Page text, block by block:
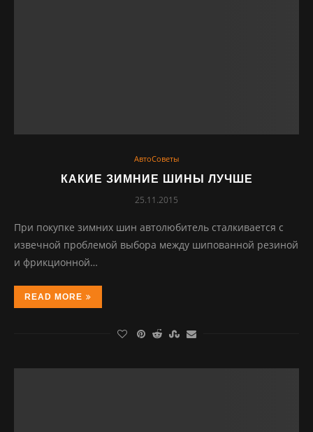
АвтоСоветы
КАКИЕ ЗИМНИЕ ШИНЫ ЛУЧШЕ
25.11.2015
При покупке зимних шин автолюбитель сталкивается с
извечной проблемой выбора между шипованной резиной
и фрикционной…
READ MORE